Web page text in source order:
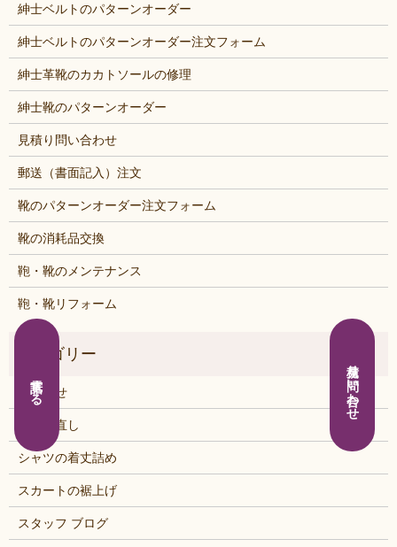
紳士ベルトのパターンオーダー
紳士ベルトのパターンオーダー注文フォーム
紳士革靴のカカトソールの修理
紳士靴のパターンオーダー
見積り問い合わせ
郵送（書面記入）注文
靴のパターンオーダー注文フォーム
靴の消耗品交換
鞄・靴のメンテナンス
鞄・靴リフォーム
お知らせ
くつの直し
シャツの着丈詰め
スカートの裾上げ
スタッフ ブログ
電話する 見積り問い合わせ